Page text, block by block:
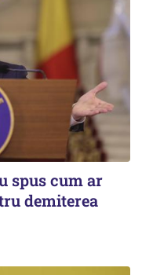
spus cum ar
demiterea